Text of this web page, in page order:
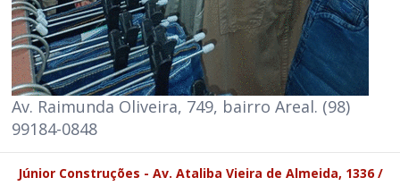
Av. Raimunda Oliveira, 749, bairro Areal. (98)
99184-0848
Júnior Construções - Av. Ataliba Vieira de Almeida, 1336 /